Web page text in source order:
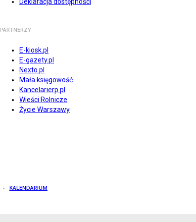
PARTNERZY
E-kiosk.pl
E-gazety.pl
Nexto.pl
Mała księgowość
Kancelarierp.pl
Wieści Rolnicze
Życie Warszawy
KALENDARIUM